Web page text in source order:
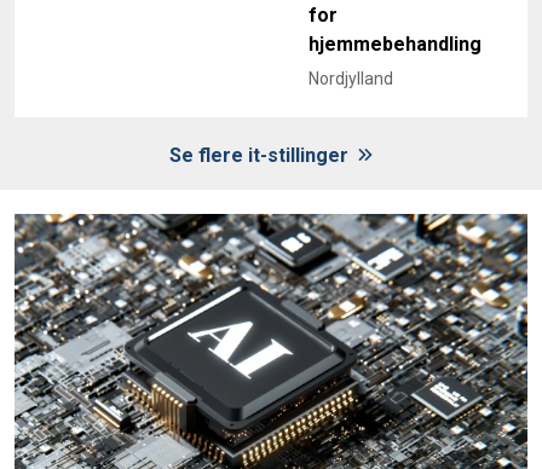
for
hjemmebehandling
Nordjylland
Se flere it-stillinger